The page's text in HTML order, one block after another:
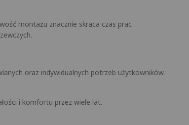
montażu znacznie skraca czas prac
oraz indywidualnych potrzeb użytkowników.
i komfortu przez wiele lat.